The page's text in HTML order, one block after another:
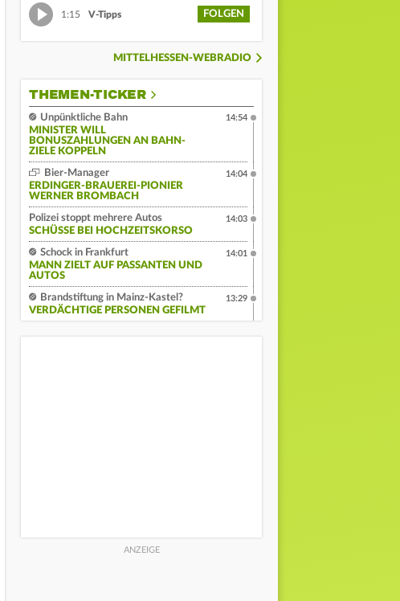
1:15 V-Tipps FOLGEN
MITTELHESSEN-WEBRADIO
THEMEN-TICKER
Unpünktliche Bahn
MINISTER WILL
BONUSZAHLUNGEN AN BAHN-
ZIELE KOPPELN
14:54
Bier-Manager
ERDINGER-BRAUEREI-PIONIER
WERNER BROMBACH
14:04
Polizei stoppt mehrere Autos
SCHÜSSE BEI HOCHZEITSKORSO
14:03
Schock in Frankfurt
MANN ZIELT AUF PASSANTEN UND
AUTOS
14:01
Brandstiftung in Mainz-Kastel?
VERDÄCHTIGE PERSONEN GEFILMT
13:29